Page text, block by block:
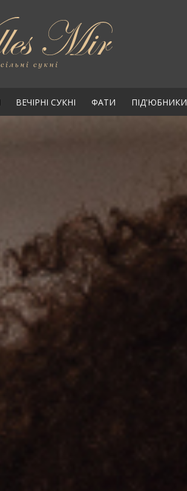
ВЕЧІРНІ СУКНІ ФАТИ ПІД'ЮБНИКИ